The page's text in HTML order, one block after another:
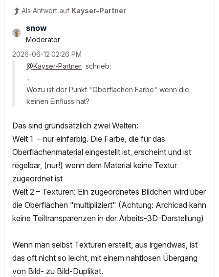
Als Antwort auf Kayser-Partner
snow
Moderator
‎2026-06-12 02:26 PM
@Kayser-Partner schrieb:
...
Wozu ist der Punkt "Oberflächen Farbe" wenn die
keinen Einfluss hat?
Das sind grundsätzlich zwei Welten:
Welt 1 – nur einfarbig. Die Farbe, die für das
Oberflächenmaterial eingestellt ist, erscheint und ist
regelbar, (nur!) wenn dem Material keine Textur
zugeordnet ist
Welt 2 – Texturen: Ein zugeordnetes Bildchen wird über
die Oberflächen "multipliziert" (Achtung: Archicad kann
keine Teiltransparenzen in der Arbeits-3D-Darstellung)
Wenn man selbst Texturen erstellt, aus irgendwas, ist
das oft nicht so leicht, mit einem nahtlosen Übergang
von Bild- zu Bild-Duplikat.